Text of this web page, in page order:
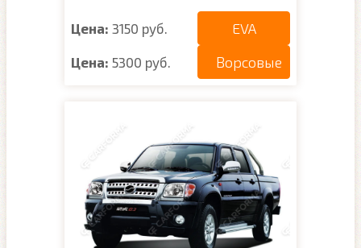
Цена: 3150 руб. EVA
Цена: 5300 руб. Ворсовые